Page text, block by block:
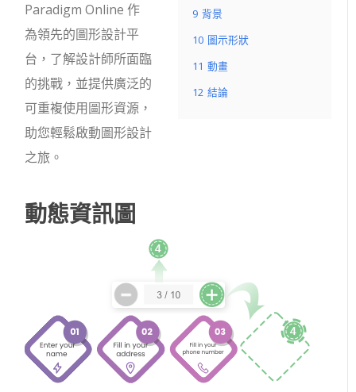
9 背景
10 圖示形狀
11 動畫
12 結論
Paradigm Online 作
為領先的圖形設計平
台，了解設計師所面臨
的挑戰，並提供廣泛的
可重複使用圖形資源，
助您輕鬆啟動圖形設計
之旅。
動態資訊圖